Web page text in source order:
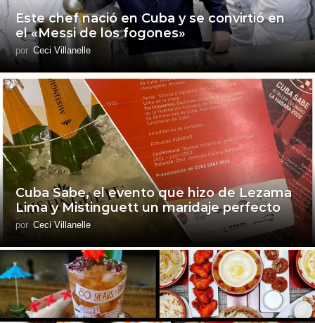
Este chef nació en Cuba y se convirtió en
el «Messi de los fogones»
por Ceci Villanelle
Cuba Sabe, el evento que hizo de Lezama
Lima y Mistinguett un maridaje perfecto
por Ceci Villanelle